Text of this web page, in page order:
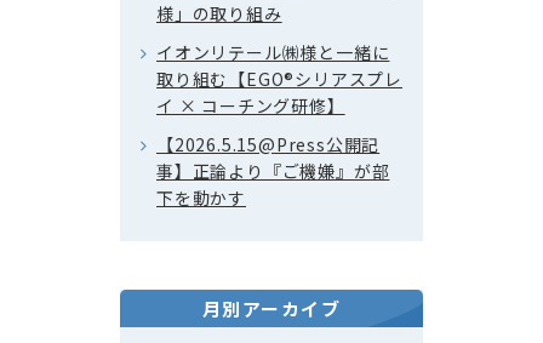
様」の取り組み
イオンリテール㈱様と一緒に
取り組む【EGO®シリアスプレ
イ × コーチング研修】
【2026.5.15@Press公開記
事】正論より『ご機嫌』が部
下を動かす
月別アーカイブ